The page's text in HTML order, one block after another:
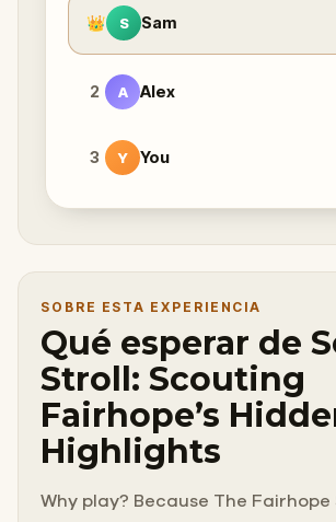
👑 S Sam
2 A Alex
3 Y You
SOBRE ESTA EXPERIENCIA
Qué esperar de
Stroll: Scouting
Fairhope’s
Highlights
Why play? Because The